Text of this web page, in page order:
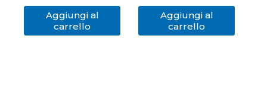
Aggiungi al
carrello
Aggiungi al
carrello